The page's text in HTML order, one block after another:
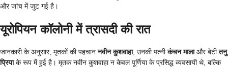
और जांच में जुट गई है।
यूरोपियन कॉलोनी में त्रासदी की रात
जानकारी के अनुसार, मृतकों की पहचाननवीन कुशवाहा, उनकी पत्नीकंचन मालाऔर बेटीतनु
प्रियाके रूप में हुई है। मृतक नवीन कुशवाहा न केवल पूर्णिया के प्रसिद्ध व्यवसायी थे, बल्कि